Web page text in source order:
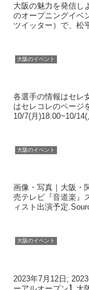
大阪の魅力を発信し
のオープニングイベ
ツイッター）で、松
大阪のイベント
各選手の情報はセレ
はセレコレのページ
10/7(月)18:00~10/
大阪のイベント
画像・写真｜大阪・
売テレビ『音道楽』
ィスト出演予定
大阪のイベント
2023年7月12日;